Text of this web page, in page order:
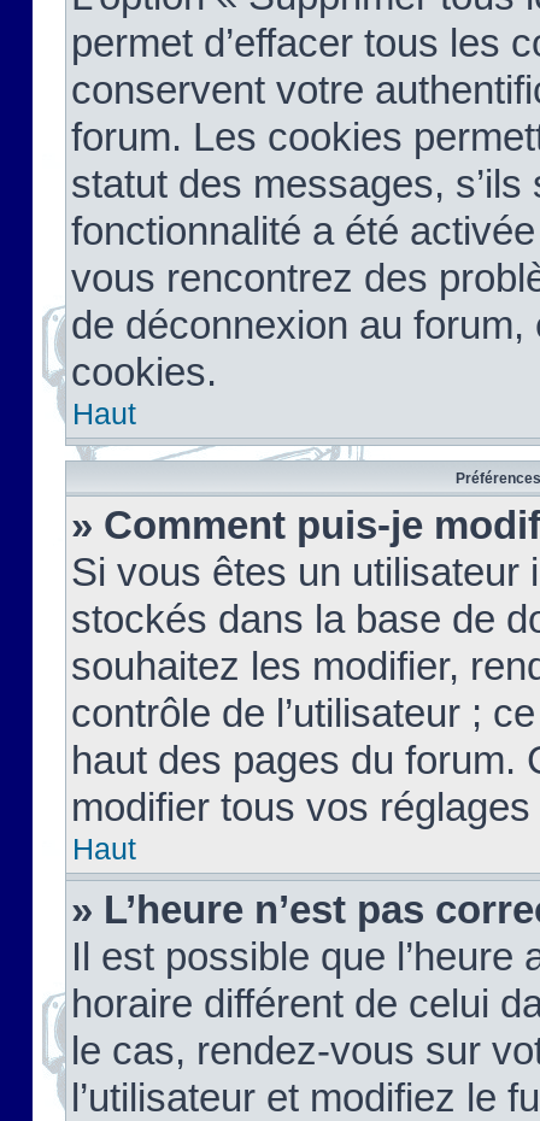
permet d’effacer tous les
conservent votre
forum. Les cookies
statut des messages,
fonctionnalité a été
vous rencontrez des
de déconnexion au
cookies.
Haut
» Comment puis-je
Si vous êtes un
stockés dans la base de
souhaitez les modifier,
contrôle de l’utilisateur ;
haut des pages du forum.
modifier tous vos
Haut
» L’heure n’est pas
Il est possible que
horaire différent de celui
le cas, rendez-vous sur
l’utilisateur et modifiez le